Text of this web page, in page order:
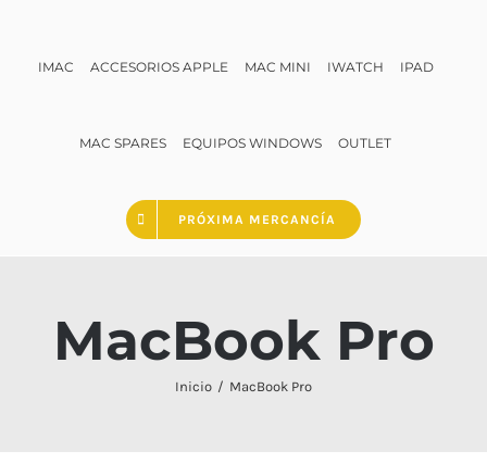
IMAC ACCESORIOS APPLE MAC MINI IWATCH IPAD
MAC SPARES EQUIPOS WINDOWS OUTLET
PRÓXIMA MERCANCÍA
MacBook Pro
Inicio MacBook Pro